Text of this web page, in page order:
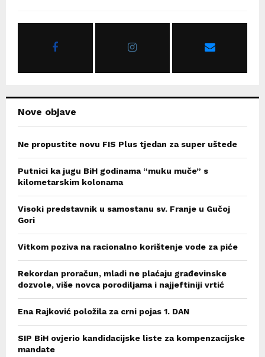
Nove objave
Ne propustite novu FIS Plus tjedan za super uštede
Putnici ka jugu BiH godinama “muku muče” s
kilometarskim kolonama
Visoki predstavnik u samostanu sv. Franje u Gučoj
Gori
Vitkom poziva na racionalno korištenje vode za piće
Rekordan proračun, mladi ne plaćaju građevinske
dozvole, više novca porodiljama i najjeftiniji vrtić
Ena Rajković položila za crni pojas 1. DAN
SIP BiH ovjerio kandidacijske liste za kompenzacijske
mandate